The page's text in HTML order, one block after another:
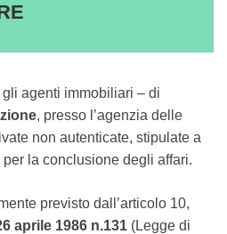
gli agenti immobiliari – di
, presso l’agenzia delle
non autenticate, stipulate a
la conclusione degli affari.
previsto dall’articolo 10,
aprile 1986 n.131 (Legge di